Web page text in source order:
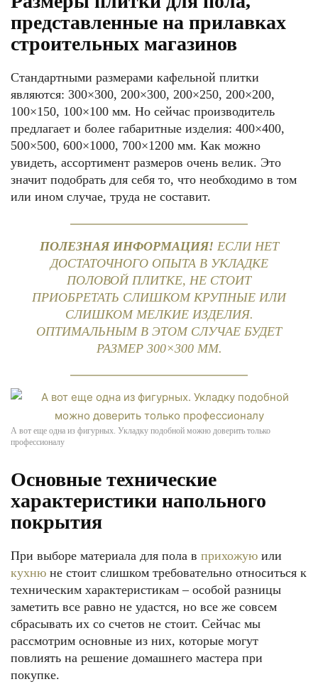
представленные на прилавках
строительных магазинов
Стандартными размерами кафельной плитки
являются: 300×300, 200×300, 200×250, 200×200,
100×150, 100×100 мм. Но сейчас производитель
предлагает и более габаритные изделия: 400×400,
500×500, 600×1000, 700×1200 мм. Как можно
увидеть, ассортимент размеров очень велик. Это
значит подобрать для себя то, что необходимо в том
или ином случае, труда не составит.
ПОЛЕЗНАЯ ИНФОРМАЦИЯ! ЕСЛИ НЕТ
ДОСТАТОЧНОГО ОПЫТА В УКЛАДКЕ
ПОЛОВОЙ ПЛИТКЕ, НЕ СТОИТ
ПРИОБРЕТАТЬ СЛИШКОМ КРУПНЫЕ ИЛИ
СЛИШКОМ МЕЛКИЕ ИЗДЕЛИЯ.
ОПТИМАЛЬНЫМ В ЭТОМ СЛУЧАЕ БУДЕТ
РАЗМЕР 300×300 ММ.
А вот еще одна из фигурных. Укладку подобной можно доверить только
профессионалу
Основные технические
характеристики напольного
покрытия
При выборе материала для пола в прихожую или
кухню не стоит слишком требовательно относиться к
техническим характеристикам – особой разницы
заметить все равно не удастся, но все же совсем
сбрасывать их со счетов не стоит. Сейчас мы
рассмотрим основные из них, которые могут
повлиять на решение домашнего мастера при
покупке.